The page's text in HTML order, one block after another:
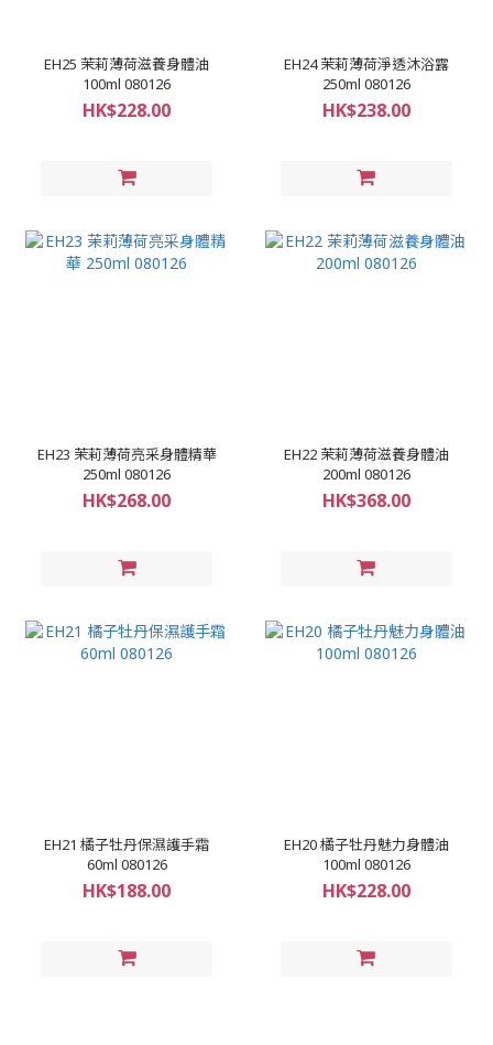
EH25 茉莉薄荷滋養身體油
100ml 080126
HK$228.00
EH24 茉莉薄荷淨透沐浴露
250ml 080126
HK$238.00
EH23 茉莉薄荷亮采身體精華
250ml 080126
HK$268.00
EH22 茉莉薄荷滋養身體油
200ml 080126
HK$368.00
EH21 橘子牡丹保濕護手霜
60ml 080126
HK$188.00
EH20 橘子牡丹魅力身體油
100ml 080126
HK$228.00